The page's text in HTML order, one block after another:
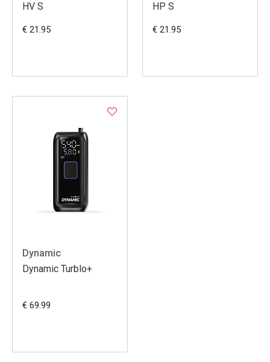
HV S
€ 21.95
HP S
€ 21.95
Dynamic
Dynamic Turblo+
€ 69.99